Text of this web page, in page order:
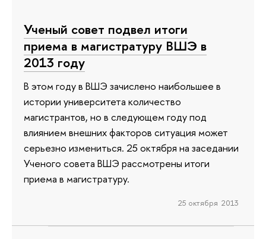
Ученый совет подвел итоги
приема в магистратуру ВШЭ в
2013 году
В этом году в ВШЭ зачислено наибольшее в
истории университета количество
магистрантов, но в следующем году под
влиянием внешних факторов ситуация может
серьезно измениться. 25 октября на заседании
Ученого совета ВШЭ рассмотрены итоги
приема в магистратуру.
25 октября 2013